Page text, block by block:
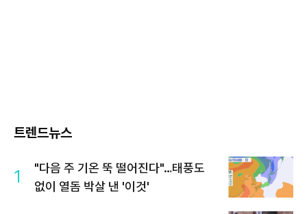
트렌드뉴스
1
"다음 주 기온 뚝 떨어진다"…태풍도
없이 열돔 박살 낸 '이것'